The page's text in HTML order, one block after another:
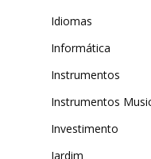
Idiomas
Informática
Instrumentos
Instrumentos
Investimento
Jardim